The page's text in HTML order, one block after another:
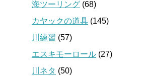
海ツーリング (68)
カヤックの道具 (145)
川練習 (57)
エスキモーロール (27)
川ネタ (50)